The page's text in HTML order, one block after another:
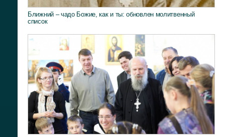
Ближний – чадо Божие, как и ты: обновлен молитвенный
список